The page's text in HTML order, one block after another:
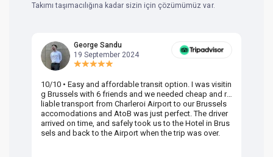
Takımı taşımacılığına kadar sizin için çözümümüz var.
George Sandu
19 September 2024
10/10 • Easy and affordable transit option. I was visitin
g Brussels with 6 friends and we needed cheap and re
liable transport from Charleroi Airport to our Brussels
accomodations and AtoB was just perfect. The driver
arrived on time, and safely took us to the Hotel in Brus
sels and back to the Airport when the trip was over.